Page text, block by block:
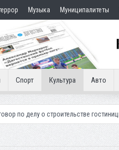
Музыка Муниципалитеты
Спорт Культура Авто
гостиницы у Ханагского